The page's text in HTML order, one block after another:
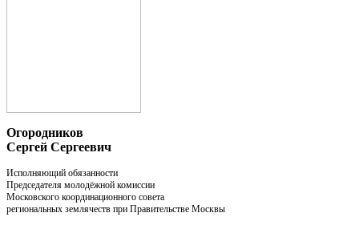
Огородников
Сергей Сергеевич
Исполняющий обязанности
Председателя молодёжной комиссии
Московского координационного совета
региональных землячеств при Правительстве Москвы